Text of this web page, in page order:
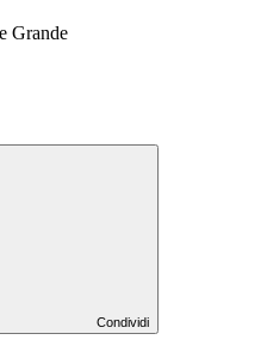
Grande
Condividi